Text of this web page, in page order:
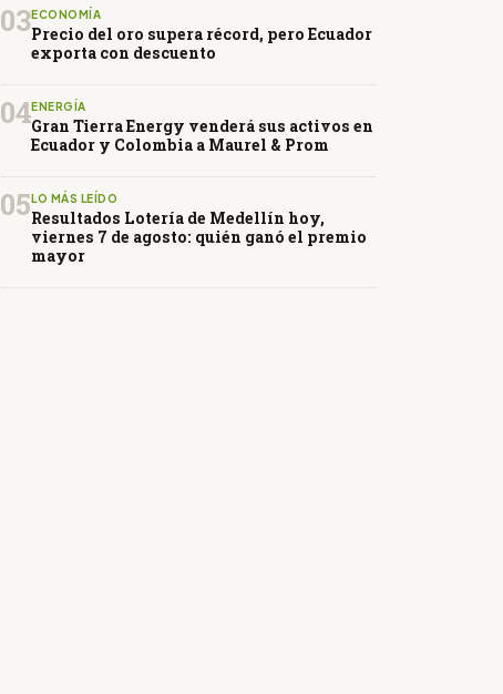
03ECONOMÍA
Precio del oro supera récord, pero Ecuador
exporta con descuento
04ENERGÍA
Gran Tierra Energy venderá sus activos en
Ecuador y Colombia a Maurel & Prom
05 LO MÁS LEÍDO
Resultados Lotería de Medellín hoy,
viernes 7 de agosto: quién ganó el premio
mayor